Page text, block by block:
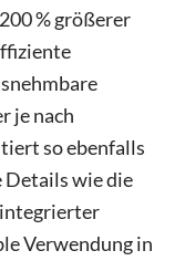
% größerer
je nach
so ebenfalls
Details wie die
Verwendung in